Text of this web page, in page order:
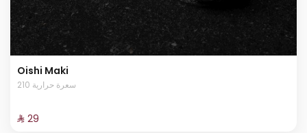
Oishi Maki
210 سعرة حرارية
⁨⁦‪‬ 29⁩